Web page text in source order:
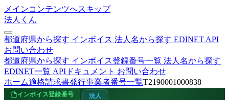
メインコンテンツへスキップ
法人くん
都道府県から探す インボイス 法人名から探す EDINET API
お問い合わせ
都道府県から探す インボイス登録番号一覧 法人名から探す
EDINET一覧 APIドキュメント お問い合わせ
ホーム適格請求書発行事業者番号一覧T2190001000838
インボイス登録番号 法人